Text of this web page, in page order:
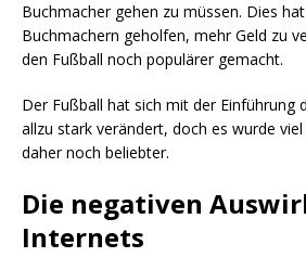
Buchmacher gehen zu müssen. Dies
Buchmachern geholfen, mehr Geld zu
den Fußball noch populärer gemacht.
Der Fußball hat sich mit der Einführung
allzu stark verändert, doch es wurde
daher noch beliebter.
Die negativen
Internets